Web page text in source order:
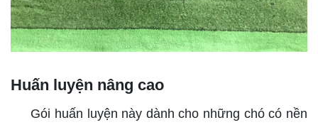
Huấn luyện nâng cao
Gói huấn luyện này dành cho những chó có nền